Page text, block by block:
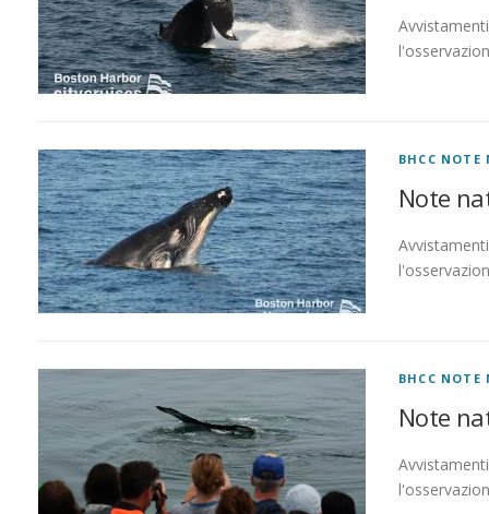
BHCC
Note
BHCC
Note